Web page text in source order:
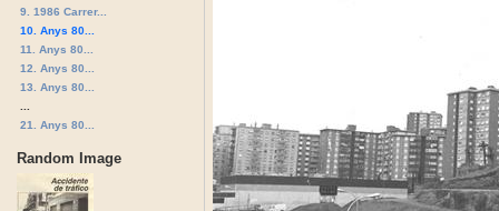
9. 1986 Carrer...
10. Anys 80...
11. Anys 80...
12. Anys 80...
13. Anys 80...
21. Anys 80...
Random Image